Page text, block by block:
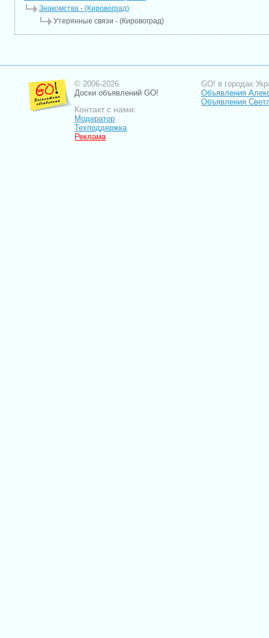
Знакомства - (Кировоград)
Утерянные связи - (Кировоград)
© 2006-2026
Доски объявлений GO!
Контакт с нами:
Модератор
Техподдержка
Реклама
GO! в городах
Объявления
Объявления